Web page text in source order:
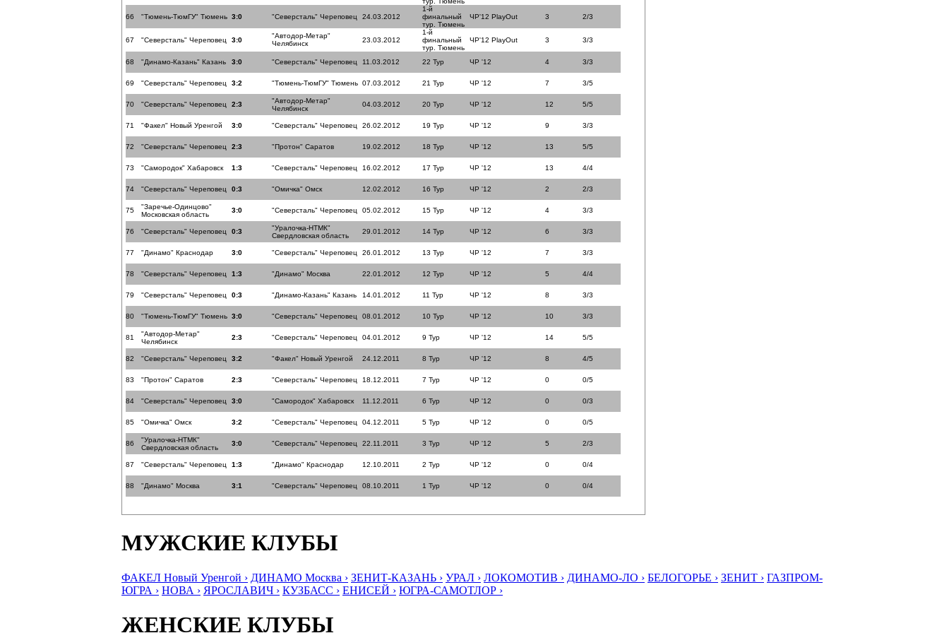
66 "Тюмень-ТюмГУ" Тюмень 3:0 "Северсталь" Череповец 24.03.2012
1-й
финальный
тур. Тюмень
ЧР'12 PlayOut 3 2/3
67 "Северсталь" Череповец 3:0
"Автодор-Метар"
Челябинск
23.03.2012
1-й
финальный
тур. Тюмень
ЧР'12 PlayOut 3 3/3
68 "Динамо-Казань" Казань 3:0 "Северсталь" Череповец 11.03.2012 22 Тур ЧР '12 4 3/3
69 "Северсталь" Череповец 3:2 "Тюмень-ТюмГУ" Тюмень 07.03.2012 21 Тур ЧР '12 7 3/5
70 "Северсталь" Череповец 2:3
"Автодор-Метар"
Челябинск
04.03.2012 20 Тур ЧР '12 12 5/5
71 "Факел" Новый Уренгой 3:0 "Северсталь" Череповец 26.02.2012 19 Тур ЧР '12 9 3/3
72 "Северсталь" Череповец 2:3 "Протон" Саратов 19.02.2012 18 Тур ЧР '12 13 5/5
73 "Самородок" Хабаровск 1:3 "Северсталь" Череповец 16.02.2012 17 Тур ЧР '12 13 4/4
74 "Северсталь" Череповец 0:3 "Омичка" Омск 12.02.2012 16 Тур ЧР '12 2 2/3
75
"Заречье-Одинцово"
Московская область
3:0 "Северсталь" Череповец 05.02.2012 15 Тур ЧР '12 4 3/3
76 "Северсталь" Череповец 0:3
"Уралочка-НТМК"
Свердловская область
29.01.2012 14 Тур ЧР '12 6 3/3
77 "Динамо" Краснодар 3:0 "Северсталь" Череповец 26.01.2012 13 Тур ЧР '12 7 3/3
78 "Северсталь" Череповец 1:3 "Динамо" Москва 22.01.2012 12 Тур ЧР '12 5 4/4
79 "Северсталь" Череповец 0:3 "Динамо-Казань" Казань 14.01.2012 11 Тур ЧР '12 8 3/3
80 "Тюмень-ТюмГУ" Тюмень 3:0 "Северсталь" Череповец 08.01.2012 10 Тур ЧР '12 10 3/3
81
"Автодор-Метар"
Челябинск
2:3 "Северсталь" Череповец 04.01.2012 9 Тур ЧР '12 14 5/5
82 "Северсталь" Череповец 3:2 "Факел" Новый Уренгой 24.12.2011 8 Тур ЧР '12 8 4/5
83 "Протон" Саратов 2:3 "Северсталь" Череповец 18.12.2011 7 Тур ЧР '12 0 0/5
84 "Северсталь" Череповец 3:0 "Самородок" Хабаровск 11.12.2011 6 Тур ЧР '12 0 0/3
85 "Омичка" Омск 3:2 "Северсталь" Череповец 04.12.2011 5 Тур ЧР '12 0 0/5
86
"Уралочка-НТМК"
Свердловская область
3:0 "Северсталь" Череповец 22.11.2011 3 Тур ЧР '12 5 2/3
87 "Северсталь" Череповец 1:3 "Динамо" Краснодар 12.10.2011 2 Тур ЧР '12 0 0/4
88 "Динамо" Москва 3:1 "Северсталь" Череповец 08.10.2011 1 Тур ЧР '12 0 0/4
МУЖСКИЕ КЛУБЫ
ФАКЕЛ Новый Уренгой › ДИНАМО Москва › ЗЕНИТ-КАЗАНЬ › УРАЛ › ЛОКОМОТИВ › ДИНАМО-ЛО › БЕЛОГОРЬЕ › ЗЕНИТ › ГАЗПРОМ-
ЮГРА › НОВА › ЯРОСЛАВИЧ › КУЗБАСС › ЕНИСЕЙ › ЮГРА-САМОТЛОР ›
ЖЕНСКИЕ КЛУБЫ